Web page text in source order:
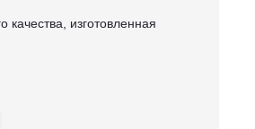
качества, изготовленная